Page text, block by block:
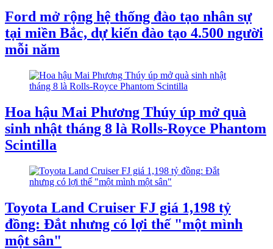
Ford mở rộng hệ thống đào tạo nhân sự
tại miền Bắc, dự kiến đào tạo 4.500 người
mỗi năm
Hoa hậu Mai Phương Thúy úp mở quà
sinh nhật tháng 8 là Rolls-Royce Phantom
Scintilla
Toyota Land Cruiser FJ giá 1,198 tỷ
đồng: Đắt nhưng có lợi thế "một mình
một sân"